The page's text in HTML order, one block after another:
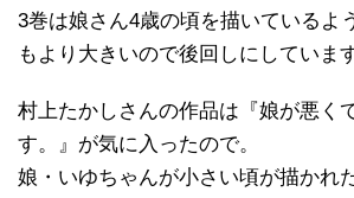
3巻は娘さん4歳の頃を描いているよ
もより大きいので後回しにしています
村上たかしさんの作品は『娘が悪く
す。』が気に入ったので。
娘・いゆちゃんが小さい頃が描かれ